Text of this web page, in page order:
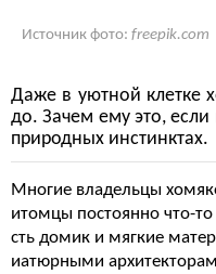
Источник фото: freepik.com
Даже в уютной клетке
до. Зачем ему это, если
природных инстинктах.
Многие владельцы
итомцы постоянно что-
сть домик и мягкие
иатюрными